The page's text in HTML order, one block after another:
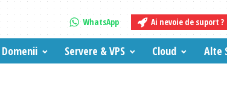
WhatsApp Ai nevoie de suport ?
Domenii Servere & VPS Cloud Alte